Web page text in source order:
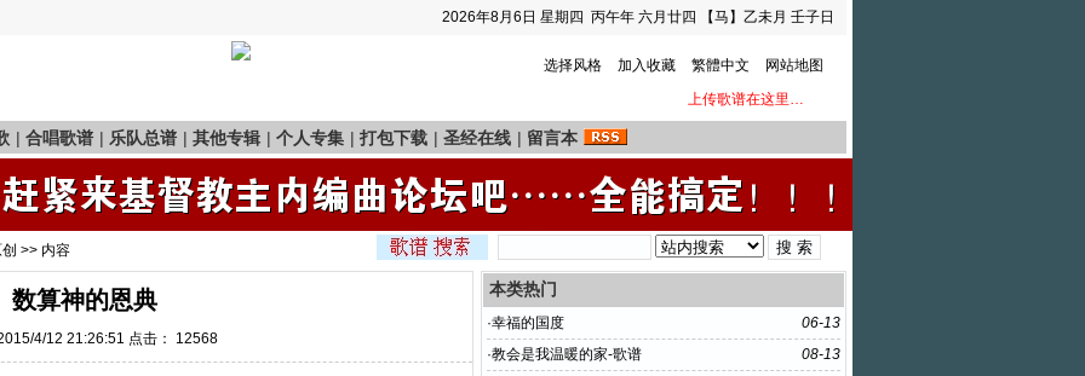
2026年8月6日 星期四 丙午年 六月廿四 【马】乙未月 壬子日
选择风格 加入收藏 繁體中文
网站地图
上传歌谱在这里…
| 合唱歌谱 | 乐队总谱 | 其他专辑 | 个人专集 | 打包下载 | 圣经在线 | 留言本
>> 内容
数算神的恩典
4/12 21:26:51 点击： 12568
本类热门
06-13
·幸福的国度
08-13
·教会是我温暖的家-歌谱